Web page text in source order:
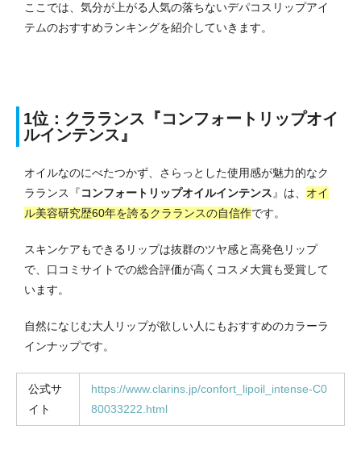
ここでは、気分が上がる人気の落ちないデパコスリップアイ
テムのおすすめランキングを紹介していきます。
1位：クラランス『コンフォートリップオイ
ルインテンス』
オイルなのにべたつかず、さらっとした使用感が魅力的なク
ラランス『コンフォートリップオイルインテンス 』は、 オイ
ル美容研究歴60年を誇るクラランスの自信作です。
スキンケアもできるリップは抜群のツヤ感と高発色リップ
で、口コミサイトでの総合評価が高くコスメ大賞も受賞して
います。
自然になじむ大人リップが欲しい人にもおすすめのカラーラ
インナップです。
公式サ
イト
https://www.clarins.jp/confort_lipoil_intense-C0
80033222.html